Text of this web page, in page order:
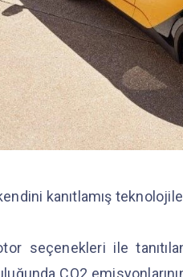
kanıtlamış
seçenekleri ile
CO2